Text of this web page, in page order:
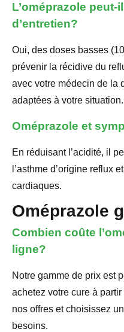
L’oméprazole
d’entretien?
Oui, des doses basses
prévenir la récidive du
avec votre médecin de la
adaptées à votre situation.
Oméprazole et
En réduisant l’acidité, il
l’asthme d’origine reflux
cardiaques.
Oméprazole
Combien coûte
ligne?
Notre gamme de prix est
achetez votre cure à
nos offres et choisissez
besoins.